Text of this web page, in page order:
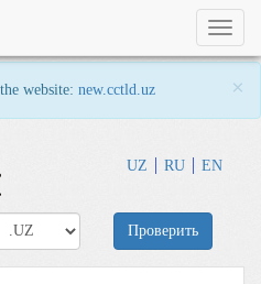
website: new.cctld.uz ×
UZ RU EN
Toggle
Проверить